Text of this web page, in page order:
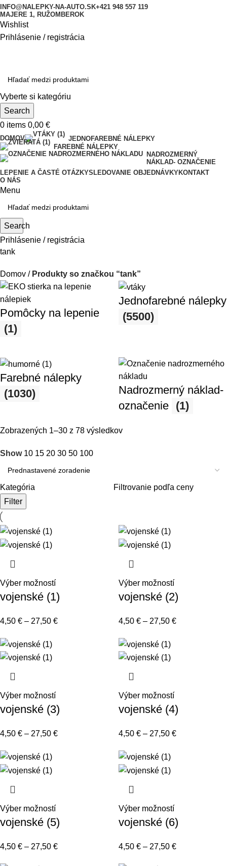
INFO@NALEPKY-NA-AUTO.SK+421 948 557 119
MAJERE 1, RUŽOMBEROK
Wishlist
Prihlásenie / registrácia
Vyberte si kategóriu
Search
0 items 0,00 €
DOMOV
JEDNOFAREBNÉ NÁLEPKY
FAREBNÉ NÁLEPKY
NADROZMERNÝ
NÁKLAD- OZNAČENIE
LEPENIE A ČASTÉ OTÁZKYSLEDOVANIE OBJEDNÁVKYKONTAKT
O NÁS
Menu
Search
Prihlásenie / registrácia
tank
Domov Produkty so značkou “tank”
Pomôcky na lepenie
(1)
Jednofarebné nálepky
(5500)
Farebné nálepky
(1030)
Nadrozmerný náklad-
označenie (1)
Zobrazených 1–30 z 78 výsledkov
Show 10 15 20 30 50 100
Kategória
Filtrovanie podľa ceny
Filter
Výber možností
vojenské (1)
4,50 € – 27,50 €
Výber možností
vojenské (2)
4,50 € – 27,50 €
Výber možností
vojenské (3)
4,50 € – 27,50 €
Výber možností
vojenské (4)
4,50 € – 27,50 €
Výber možností
vojenské (5)
4,50 € – 27,50 €
Výber možností
vojenské (6)
4,50 € – 27,50 €